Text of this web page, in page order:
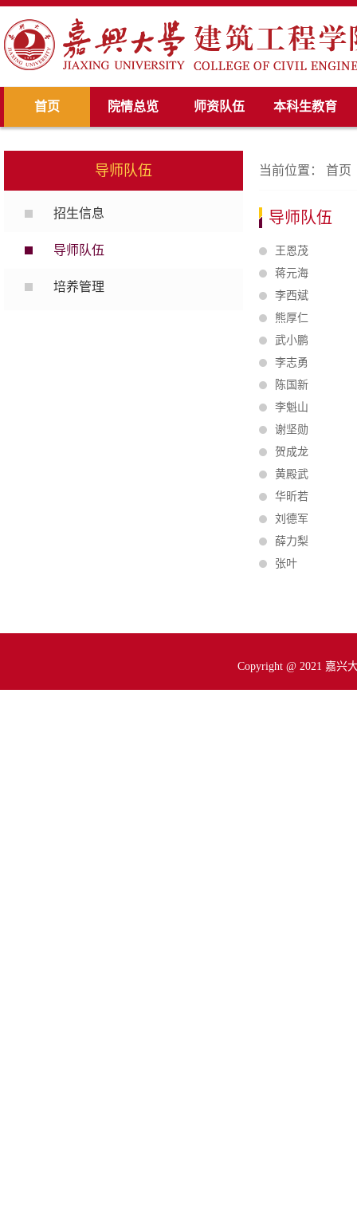
首页 院情总览 师资队伍 本科生教育
导师队伍
招生信息
导师队伍
培养管理
当前位置： 首页
导师队伍
王恩茂
蒋元海
李西斌
熊厚仁
武小鹏
李志勇
陈国新
李魁山
谢坚勋
贺成龙
黄殿武
华昕若
刘德军
薛力梨
张叶
Copyright @ 2021 嘉